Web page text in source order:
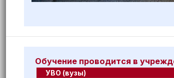
Обучение проводится в
УВО (вузы)